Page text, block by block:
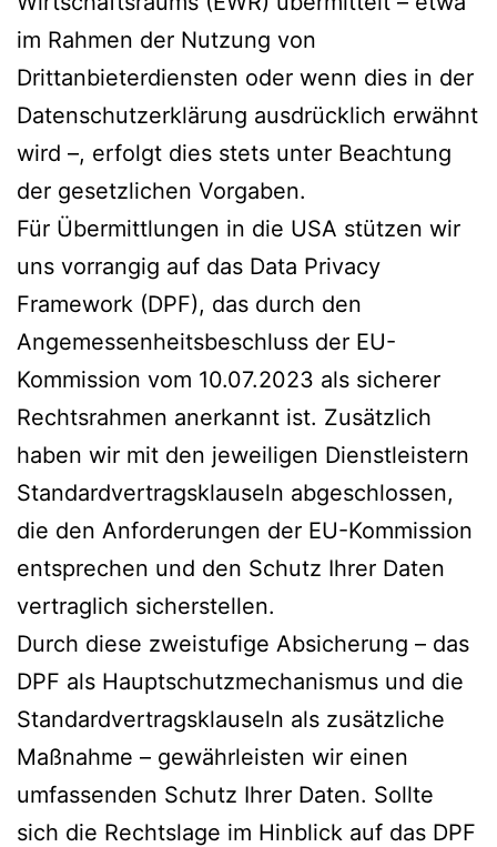
im Rahmen der Nutzung von
Drittanbieterdiensten oder wenn dies in der
Datenschutzerklärung ausdrücklich erwähnt
wird –, erfolgt dies stets unter Beachtung
der gesetzlichen Vorgaben.
Für Übermittlungen in die USA stützen wir
uns vorrangig auf das Data Privacy
Framework (DPF), das durch den
Angemessenheitsbeschluss der EU-
Kommission vom 10.07.2023 als sicherer
Rechtsrahmen anerkannt ist. Zusätzlich
haben wir mit den jeweiligen Dienstleistern
Standardvertragsklauseln abgeschlossen,
die den Anforderungen der EU-Kommission
entsprechen und den Schutz Ihrer Daten
vertraglich sicherstellen.
Durch diese zweistufige Absicherung – das
DPF als Hauptschutzmechanismus und die
Standardvertragsklauseln als zusätzliche
Maßnahme – gewährleisten wir einen
umfassenden Schutz Ihrer Daten. Sollte
sich die Rechtslage im Hinblick auf das DPF